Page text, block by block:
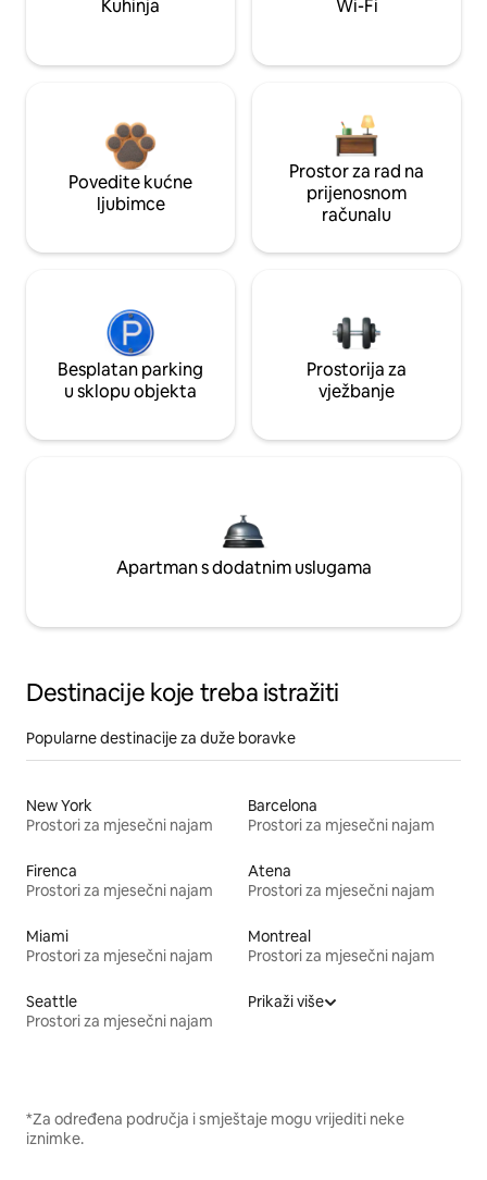
Kuhinja Wi-Fi
Povedite kućne
ljubimce
Prostor za rad na
prijenosnom
računalu
Besplatan parking
u sklopu objekta
Prostorija za
vježbanje
Apartman s dodatnim uslugama
Destinacije koje treba istražiti
Popularne destinacije za duže boravke
New York
Prostori za mjesečni najam
Barcelona
Prostori za mjesečni najam
Firenca
Prostori za mjesečni najam
Atena
Prostori za mjesečni najam
Miami
Prostori za mjesečni najam
Montreal
Prostori za mjesečni najam
Seattle
Prostori za mjesečni najam
Prikaži više
*Za određena područja i smještaje mogu vrijediti neke
iznimke.